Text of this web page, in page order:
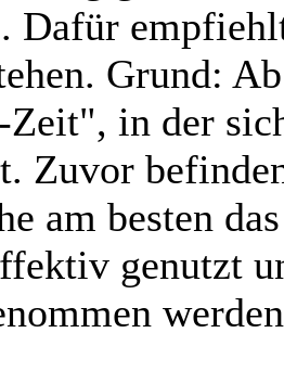
Dafür
Grund:
in der
Zuvor
am besten
genutzt